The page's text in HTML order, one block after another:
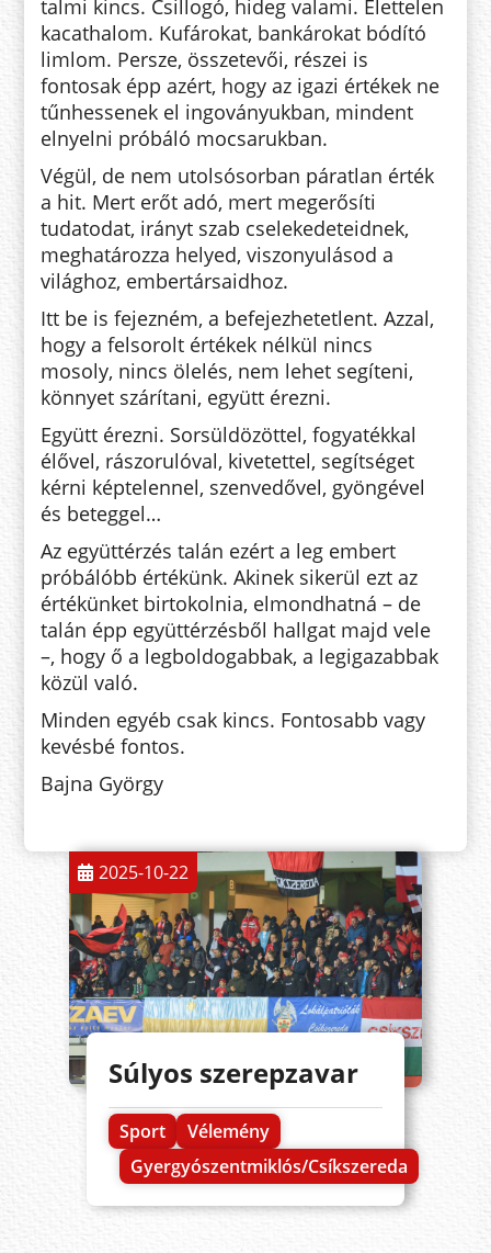
talmi kincs. Csillogó, hideg valami. Élettelen
kacathalom. Kufárokat, bankárokat bódító
limlom. Persze, összetevői, részei is
fontosak épp azért, hogy az igazi értékek ne
tűnhessenek el ingoványukban, mindent
elnyelni próbáló mocsarukban.
Végül, de nem utolsósorban páratlan érték
a hit. Mert erőt adó, mert megerősíti
tudatodat, irányt szab cse­lekedeteidnek,
meghatározza he­lyed, viszonyulásod a
világhoz, em­ber­társaidhoz.
Itt be is fejezném, a befejezhetetlent. Azzal,
hogy a felsorolt értékek nélkül nincs
mosoly, nincs ölelés, nem lehet segíteni,
könnyet száríta­ni, együtt érezni.
Együtt érezni. Sorsüldözöttel, fo­gya­tékkal
élővel, rászorulóval, k­i­ve­tettel, segítséget
kérni képtelennel, szenvedővel, gyöngével
és beteggel…
Az együttérzés talán ezért a leg em­bert
próbálóbb értékünk. Akinek sikerül ezt az
értékünket birtokolnia, el­mondhatná – de
talán épp együtt­érzésből hallgat majd vele
–, hogy ő a legboldogabbak, a legigazabbak
kö­zül való.
Minden egyéb csak kincs. Fon­to­sabb vagy
kevésbé fontos.
Bajna György
2025-10-22
Súlyos szerepzavar
Sport
Vélemény
Gyergyószentmiklós/Csíkszereda